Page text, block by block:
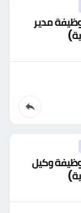
مدير
وظيفة وكيل